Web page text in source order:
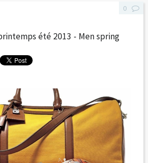
été 2013 - Men spring
0